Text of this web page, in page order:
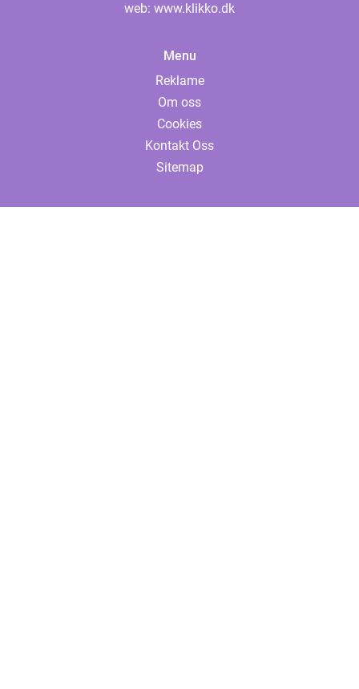
web: www.klikko.dk
Menu
Reklame
Om oss
Cookies
Kontakt Oss
Sitemap